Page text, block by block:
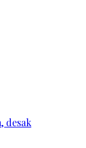
desak